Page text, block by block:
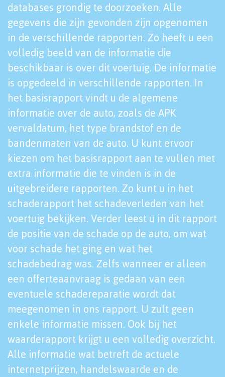
databases grondig te doorzoeken. Alle
gegevens die zijn gevonden zijn opgenomen
in de verschillende rapporten. Zo heeft u een
volledig beeld van de informatie die
beschikbaar is over dit voertuig. De informatie
is opgedeeld in verschillende rapporten. In
het basisrapport vindt u de algemene
informatie over de auto, zoals de APK
vervaldatum, het type brandstof en de
bandenmaten van de auto. U kunt ervoor
kiezen om het basisrapport aan te vullen met
extra informatie die te vinden is in de
uitgebreidere rapporten. Zo kunt u in het
schaderapport het schadeverleden van het
voertuig bekijken. Verder leest u in dit rapport
de positie van de schade op de auto, om wat
voor schade het ging en wat het
schadebedrag was. Zelfs wanneer er alleen
een offerteaanvraag is gedaan van een
eventuele schadereparatie wordt dat
meegenomen in ons rapport. U zult geen
enkele informatie missen. Ook bij het
waarderapport krijgt u een volledig overzicht.
Alle informatie wat betreft de actuele
internetprijzen, handelswaarde en de